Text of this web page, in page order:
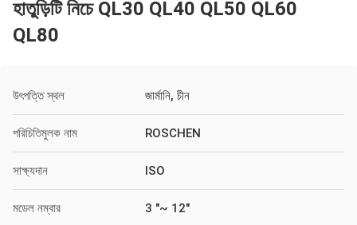
হাতুড়িটি নিচে QL30 QL40 QL50 QL60
QL80
উৎপত্তি স্থল জার্মানি, চীন
পরিচিতিমুলক নাম ROSCHEN
সাক্ষ্যদান ISO
মডেল নম্বার 3 "~ 12"